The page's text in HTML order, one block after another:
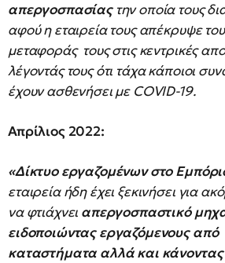
απεργοσπασίας την οποία τους
αφού η εταιρεία τους απέκρυψε
μεταφοράς τους στις κεντρικές
λέγοντάς τους ότι τάχα κάποιοι
έχουν ασθενήσει με COVID-19.
Απρίλιος 2022:
«Δίκτυο εργαζομένων στο
εταιρεία ήδη έχει ξεκινήσει για
να φτιάχνει απεργοσπαστικό
ειδοποιώντας εργαζόμενους από
καταστήματα αλλά και